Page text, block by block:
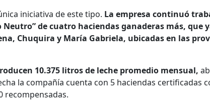
iniciativa de este tipo. La empresa continuó
Neutro” de cuatro haciendas ganaderas más,
Chuquira y María Gabriela, ubicadas en las
10.375 litros de leche promedio mensual,
la compañía cuenta con 5 haciendas certificadas
recompensadas.